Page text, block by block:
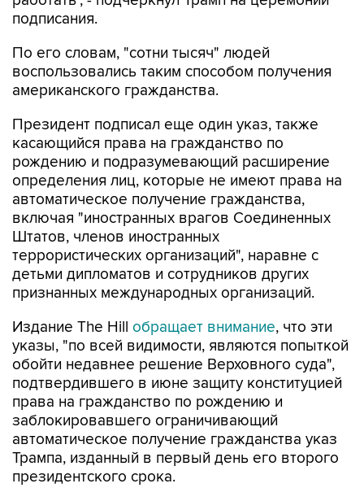
подписания.
По его словам, "сотни тысяч" людей
воспользовались таким способом получения
американского гражданства.
Президент подписал еще один указ, также
касающийся права на гражданство по
рождению и подразумевающий расширение
определения лиц, которые не имеют права на
автоматическое получение гражданства,
включая "иностранных врагов Соединенных
Штатов, членов иностранных
террористических организаций", наравне с
детьми дипломатов и сотрудников других
признанных международных организаций.
Издание The Hill обращает внимание, что эти
указы, "по всей видимости, являются попыткой
обойти недавнее решение Верховного суда",
подтвердившего в июне защиту конституцией
права на гражданство по рождению и
заблокировавшего ограничивающий
автоматическое получение гражданства указ
Трампа, изданный в первый день его второго
президентского срока.